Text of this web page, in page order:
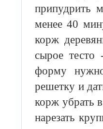
припудрить
менее 40
корж
сырое тесто
форму
решетку и
корж убрать
нарезать